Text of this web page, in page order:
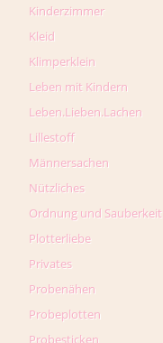
Kinderzimmer
Kleid
Klimperklein
Leben mit Kindern
Leben.Lieben.Lachen
Lillestoff
Männersachen
Nützliches
Ordnung und Sauberkeit
Plotterliebe
Privates
Probenähen
Probeplotten
Probesticken